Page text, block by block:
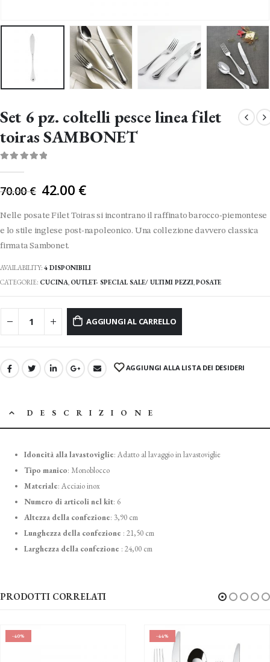
Set 6 pz. coltelli pesce linea filet
toiras SAMBONET
70.00€ Il
originale
era:
70.00 €.
42.00 €
Nelle posate Filet Toiras si incontrano il raffinato barocco-piemontese
e lo stile inglese post-napoleonico. Una collezione davvero classica
firmata Sambonet.
AVAILABILITY: 4 DISPONIBILI
CATEGORIE: CUCINA, OUTLET- SPECIAL SALE/ ULTIMI PEZZI,POSATE
AGGIUNGI AL CARRELLO
AGGIUNGI ALLA LISTA DEI DESIDERI
DESCRIZIONE
Idoneità alla lavastoviglie: Adatto al lavaggio in lavastoviglie
Tipo manico: Monoblocco
Materiale: Acciaio inox
Numero di articoli nel kit: 6
Altezza della confezione: 3,90 cm
Lunghezza della confezione : 21,50 cm
Larghezza della confezione : 24,00 cm
PRODOTTI CORRELATI
-40% -44%